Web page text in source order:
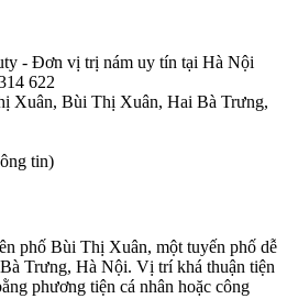
- Đơn vị trị nám uy tín tại Hà Nội
622
Xuân, Bùi Thị Xuân, Hai Bà Trưng,
tin)
phố Bùi Thị Xuân, một tuyến phố dễ
Trưng, Hà Nội. Vị trí khá thuận tiện
phương tiện cá nhân hoặc công